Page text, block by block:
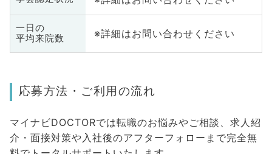
一日の
平均来院数
※詳細はお問い合わせください
応募方法・ご利用の流れ
マイナビDOCTORでは転職のお悩みやご相談、求人紹
介・面接対策や入社後のアフターフォローまで完全無